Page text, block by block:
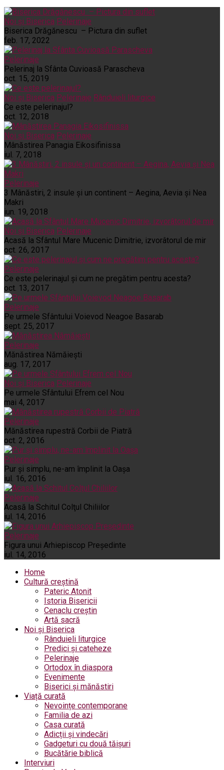
Noi și Biserica Pelerinaje
Biserica Drăgănescu – Pictura din suflet
feb. 17, 2022
Pelerinaje
Pelerinaj la Sfânta Cuvioasă Parascheva
oct. 15, 2019
Noi și Biserica Pelerinaje Rânduieli liturgice
Ce este pelerinajul?
oct. 12, 2018
Noi și Biserica Pelerinaje
Mânăstirea Panagia Eikosifinissa
iul. 7, 2018
Pelerinaje
3 Mânăstiri, 2 insule și un continent – Aegina, Aevia și Nea
Makri
iun. 19, 2018
Noi și Biserica Pelerinaje
Acasă la Sfântul Mare Mucenic Dimitrie, izvorâtorul de mir
oct. 26, 2017
Pelerinaje
Ce este pelerinajul şi cum ne pregătim pentru acesta?
oct. 13, 2017
Pelerinaje
Pe urmele Sfântului Voievod Neagoe Basarab
sept. 25, 2017
Pelerinaje
Mănăstirea Nămăiești
aug. 17, 2017
Noi și Biserica Pelerinaje
Pe urmele Sfântului Efrem cel Nou
mai 4, 2017
Pelerinaje
Mănăstirea rupestră Corbii de Piatră
oct. 2, 2016
Pelerinaje
Pur şi simplu, ne-am împlinit la Oaşa
iul. 16, 2016
Pelerinaje
Acasă la Schitul Colţul Chiliilor
iul. 14, 2016
Pelerinaje
Figura unui Arhiepiscop Preşedinte
iul. 14, 2016
Home
Cultură creștină
Pateric Atonit
Istoria Bisericii
Cenaclu creștin
Artă sacră
Noi și Biserica
Rânduieli liturgice
Predici și cateheze
Pelerinaje
Ortodox în diaspora
Evenimente
Biserici și mănăstiri
Viață curată
Nevoințe contemporane
Familia de azi
Casa curată
Adicții și vindecări
Gadgeturi cu două tăișuri
Bucătărie biblică
Interviuri